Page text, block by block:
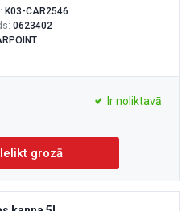
K03-CAR2546
0623402
Ir noliktavā
Ielikt grozā